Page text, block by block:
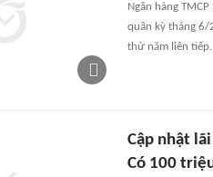
Ngân hàng
quân kỳ tháng 6/
thứ năm liên tiếp.
Cập nhật
Có 100